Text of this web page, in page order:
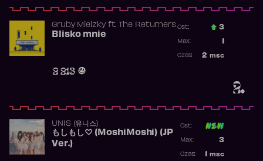
2.
Gruby Mielzkyft. The Returners
Blisko mnie
2 213
Ost.: 3
Max:
2 msc
Czas:
UNIS (유니스)
もしもし♡ (MoshiMoshi) (JP
Ver.)
Ost:
3
Max:
msc
Czas: